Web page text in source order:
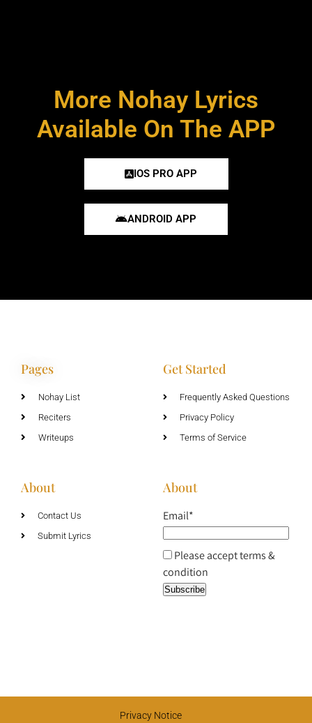
More Nohay Lyrics
Available On The APP
IOS PRO APP
ANDROID APP
Pages
Nohay List
Reciters
Writeups
Get Started
Frequently Asked Questions
Privacy Policy
Terms of Service
About
Contact Us
Submit Lyrics
About
Email*
Please accept terms &
condition
Privacy Notice